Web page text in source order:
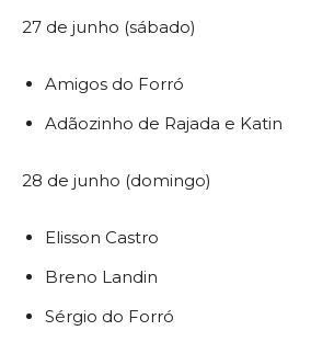
27 de junho (sábado)
Amigos do Forró
Adãozinho de Rajada e Katin
28 de junho (domingo)
Elisson Castro
Breno Landin
Sérgio do Forró